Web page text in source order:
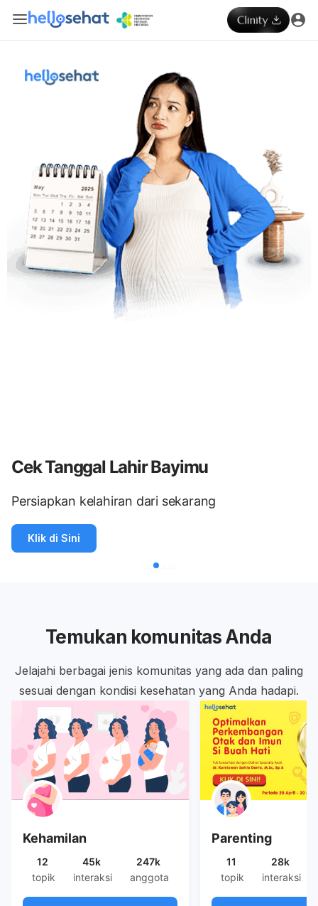
Cek Tanggal Lahir Bayimu
Persiapkan kelahiran dari sekarang
Klik di Sini
Temukan komunitas Anda
Jelajahi berbagai jenis komunitas yang ada dan paling
sesuai dengan kondisi kesehatan yang Anda hadapi.
Kehamilan
12
topik
45k
interaksi
247k
anggota
Parenting
11
topik
28k
interaksi